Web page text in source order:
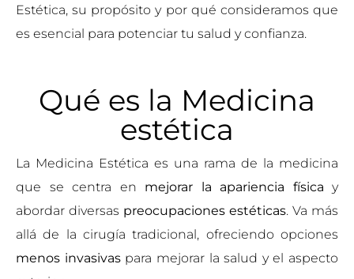
Estética, su propósito y por qué consideramos que
es esencial para potenciar tu salud y confianza.
Qué es la Medicina
estética
La Medicina Estética es una rama de la medicina
que se centra en mejorar la apariencia física y
abordar diversas preocupaciones estéticas. Va más
allá de la cirugía tradicional, ofreciendo opciones
menos invasivaspara mejorar la salud y el aspecto